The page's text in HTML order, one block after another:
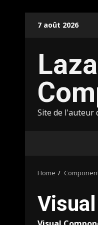
7 août 2026
Site de l'auteur
Home